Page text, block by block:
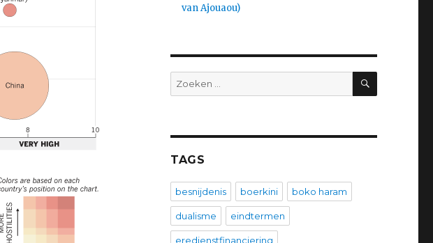
van Ajouaou)
Zoeken
naar:
ZOEKEN
TAGS
besnijdenis boerkini boko haram
dualisme eindtermen
eredienstfinanciering